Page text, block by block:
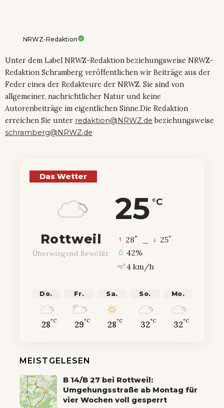
NRWZ-Redaktion
Unter dem Label NRWZ-Redaktion beziehungsweise NRWZ-
Redaktion Schramberg veröffentlichen wir Beiträge aus der
Feder eines der Redakteure der NRWZ. Sie sind von
allgemeiner, nachrichtlicher Natur und keine
Autorenbeiträge im eigentlichen Sinne.Die Redaktion
erreichen Sie unter redaktion@NRWZ.de beziehungsweise
schramberg@NRWZ.de
Das Wetter
25 °C
Rottweil
Überwiegend Bewölkt
28° 25°
42%
4 km/h
Do.
28°C
Fr.
29°C
Sa.
28°C
So.
32°C
Mo.
32°C
MEISTGELESEN
B 14/B 27 bei Rottweil:
Umgehungsstraße ab Montag für
vier Wochen voll gesperrt